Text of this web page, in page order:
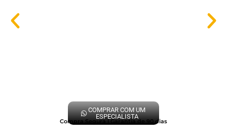
COMPRAR COM UM
ESPECIALISTA
Compra Segura | Garantia de 90 dias